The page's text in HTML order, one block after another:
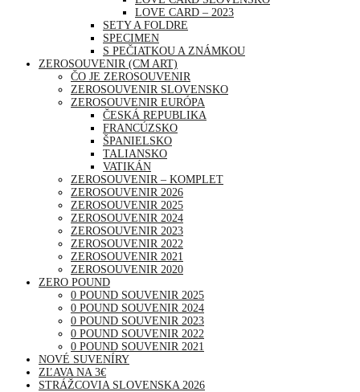
LOVE CARD – 2023
SETY A FOLDRE
SPECIMEN
S PEČIATKOU A ZNÁMKOU
ZEROSOUVENIR (CM ART)
ČO JE ZEROSOUVENIR
ZEROSOUVENIR SLOVENSKO
ZEROSOUVENIR EURÓPA
ČESKÁ REPUBLIKA
FRANCÚZSKO
ŠPANIELSKO
TALIANSKO
VATIKÁN
ZEROSOUVENIR – KOMPLET
ZEROSOUVENIR 2026
ZEROSOUVENIR 2025
ZEROSOUVENIR 2024
ZEROSOUVENIR 2023
ZEROSOUVENIR 2022
ZEROSOUVENIR 2021
ZEROSOUVENIR 2020
ZERO POUND
0 POUND SOUVENIR 2025
0 POUND SOUVENIR 2024
0 POUND SOUVENIR 2023
0 POUND SOUVENIR 2022
0 POUND SOUVENIR 2021
NOVÉ SUVENÍRY
ZĽAVA NA 3€
STRÁŽCOVIA SLOVENSKA 2026